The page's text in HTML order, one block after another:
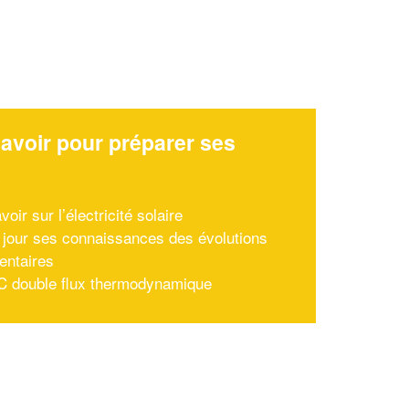
pour préparer ses
sur l’électricité solaire
ses connaissances des évolutions
double flux thermodynamique